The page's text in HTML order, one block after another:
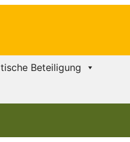
Beteiligung